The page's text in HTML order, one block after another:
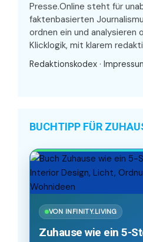
Presse.Online steht für
faktenbasierten
ordnen ein und analysieren
Klicklogik, mit klarem
Redaktionskodex ·
BUCHTIPP FÜR
VON INFINITY.LIVING
Zuhause wie ein 5-